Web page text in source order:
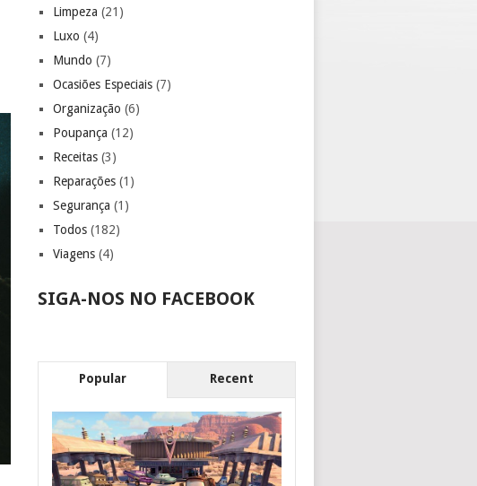
Limpeza (21)
Luxo (4)
Mundo (7)
Ocasiões Especiais (7)
Organização (6)
Poupança (12)
Receitas (3)
Reparações (1)
Segurança (1)
Todos (182)
Viagens (4)
SIGA-NOS NO FACEBOOK
Popular Recent